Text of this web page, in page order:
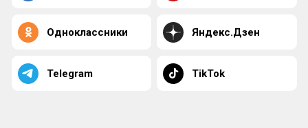
Одноклассники Яндекс.Дзен
Telegram TikTok